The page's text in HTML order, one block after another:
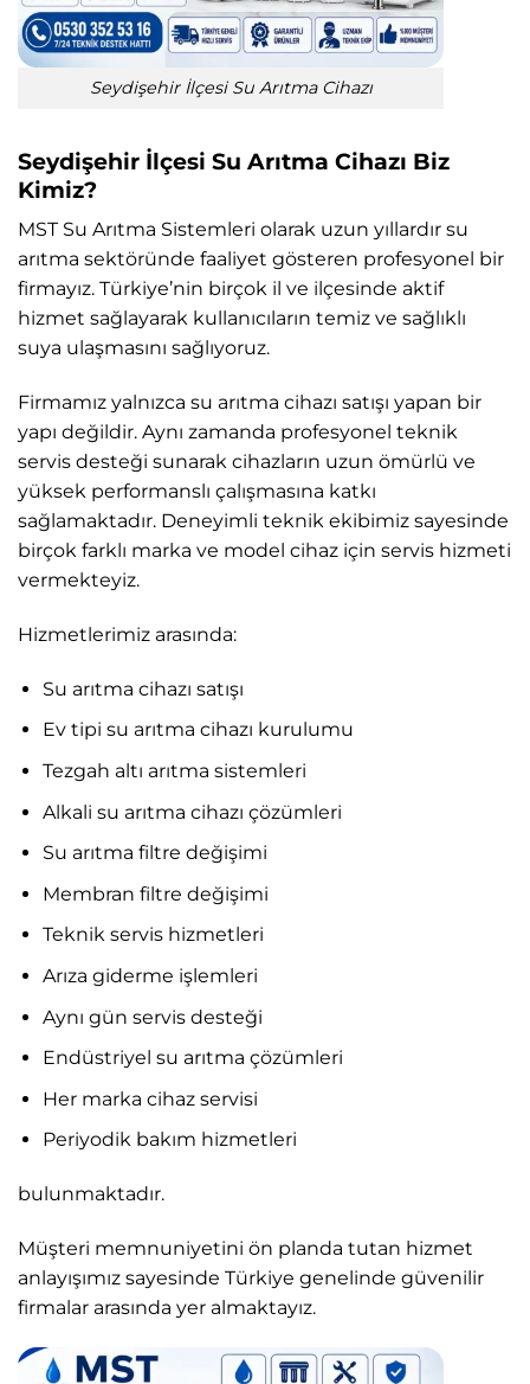
Seydişehir İlçesi Su Arıtma Cihazı
Seydişehir İlçesi Su Arıtma Cihazı Biz
Kimiz?
MST Su Arıtma Sistemleri olarak uzun yıllardır su
arıtma sektöründe faaliyet gösteren profesyonel bir
firmayız. Türkiye’nin birçok il ve ilçesinde aktif
hizmet sağlayarak kullanıcıların temiz ve sağlıklı
suya ulaşmasını sağlıyoruz.
Firmamız yalnızca su arıtma cihazı satışı yapan bir
yapı değildir. Aynı zamanda profesyonel teknik
servis desteği sunarak cihazların uzun ömürlü ve
yüksek performanslı çalışmasına katkı
sağlamaktadır. Deneyimli teknik ekibimiz sayesinde
birçok farklı marka ve model cihaz için servis hizmeti
vermekteyiz.
Hizmetlerimiz arasında:
Su arıtma cihazı satışı
Ev tipi su arıtma cihazı kurulumu
Tezgah altı arıtma sistemleri
Alkali su arıtma cihazı çözümleri
Su arıtma filtre değişimi
Membran filtre değişimi
Teknik servis hizmetleri
Arıza giderme işlemleri
Aynı gün servis desteği
Endüstriyel su arıtma çözümleri
Her marka cihaz servisi
Periyodik bakım hizmetleri
bulunmaktadır.
Müşteri memnuniyetini ön planda tutan hizmet
anlayışımız sayesinde Türkiye genelinde güvenilir
firmalar arasında yer almaktayız.